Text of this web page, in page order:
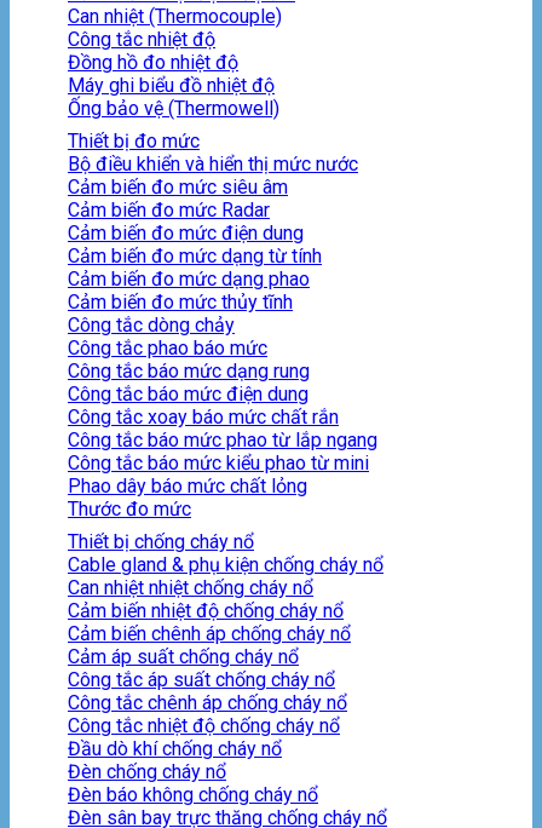
Can nhiệt (Thermocouple)
Công tắc nhiệt độ
Đồng hồ đo nhiệt độ
Máy ghi biểu đồ nhiệt độ
Ống bảo vệ (Thermowell)
Thiết bị đo mức
Bộ điều khiển và hiển thị mức nước
Cảm biến đo mức siêu âm
Cảm biến đo mức Radar
Cảm biến đo mức điện dung
Cảm biến đo mức dạng từ tính
Cảm biến đo mức dạng phao
Cảm biến đo mức thủy tĩnh
Công tắc dòng chảy
Công tắc phao báo mức
Công tắc báo mức dạng rung
Công tắc báo mức điện dung
Công tắc xoay báo mức chất rắn
Công tắc báo mức phao từ lắp ngang
Công tắc báo mức kiểu phao từ mini
Phao dây báo mức chất lỏng
Thước đo mức
Thiết bị chống cháy nổ
Cable gland & phụ kiện chống cháy nổ
Can nhiệt nhiệt chống cháy nổ
Cảm biến nhiệt độ chống cháy nổ
Cảm biến chênh áp chống cháy nổ
Cảm áp suất chống cháy nổ
Công tắc áp suất chống cháy nổ
Công tắc chênh áp chống cháy nổ
Công tắc nhiệt độ chống cháy nổ
Đầu dò khí chống cháy nổ
Đèn chống cháy nổ
Đèn báo không chống cháy nổ
Đèn sân bay trực thăng chống cháy nổ